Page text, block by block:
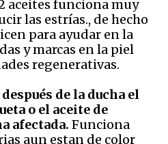
aceites funciona muy
las estrías., de hecho
para ayudar en la
y marcas en la piel
regenerativas.
de la ducha el
o el aceite de
afectada. Funciona
aun estan de color